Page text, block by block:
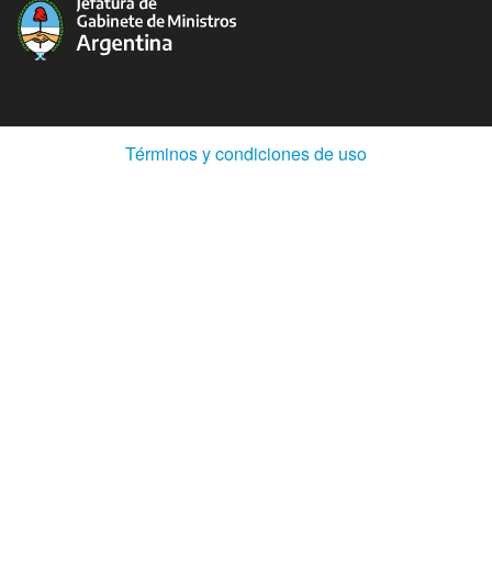
Términos y condiciones de uso(Abre